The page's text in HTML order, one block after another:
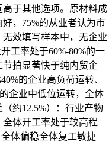
于其他选项。原材料成
，75%的从业者认为市
效填写样本中，无企业
工率处于60%-80%的一
拍显著快于纯内贸企
的企业高负荷运转、
企业中低位运转，全体
约12.5%）：行业产物
体开工率处于较高程
体偏稳全体复工敏捷